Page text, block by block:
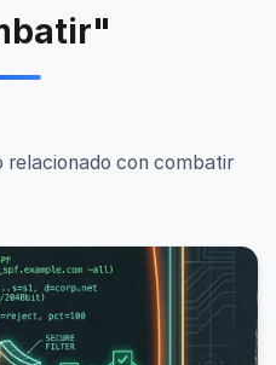
relacionado con combatir